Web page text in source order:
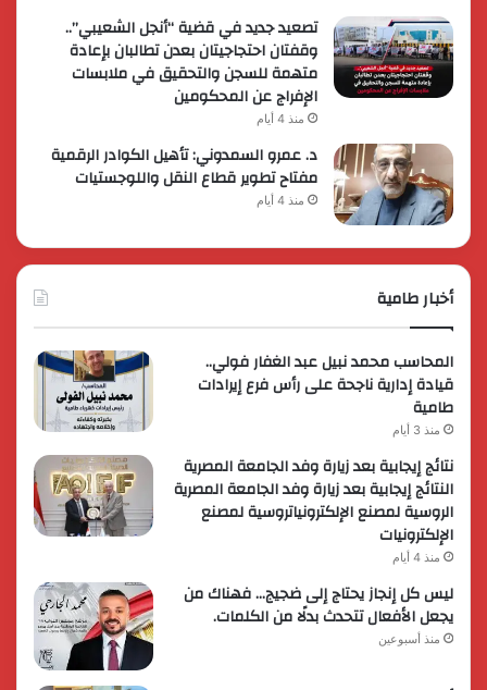
تصعيد جديد في قضية “أنجل الشعيبي”..
وقفتان احتجاجيتان بعدن تطالبان بإعادة
متهمة للسجن والتحقيق في ملابسات
الإفراج عن المحكومين
منذ 4 أيام
د. عمرو السمدوني: تأهيل الكوادر الرقمية
مفتاح تطوير قطاع النقل واللوجستيات
منذ 4 أيام
أخبار طامية
المحاسب محمد نبيل عبد الغفار فولي..
قيادة إدارية ناجحة على رأس فرع إيرادات
طامية
منذ 3 أيام
نتائج إيجابية بعد زيارة وفد الجامعة المصرية
النتائج إيجابية بعد زيارة وفد الجامعة المصرية
الروسية لمصنع الإلكترونياتروسية لمصنع
الإلكترونيات
منذ 4 أيام
ليس كل إنجاز يحتاج إلى ضجيج… فهناك من
يجعل الأفعال تتحدث بدلًا من الكلمات.
منذ أسبوعين